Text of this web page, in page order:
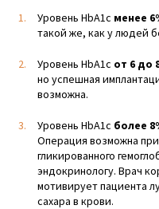
Уровень НbА1с менее
такой же, как у людей
Уровень НbА1с от 6 до
но успешная
возможна.
Уровень НbА1с более
Операция возможна
гликированного
эндокринологу. Врач
мотивирует пациента
сахара в крови.